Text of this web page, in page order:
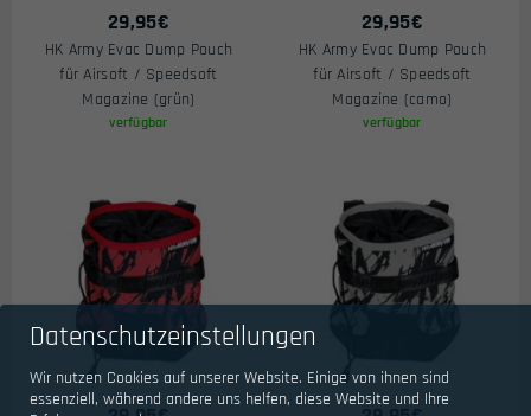
29,95€
HK Army Evac Dump Pouch
für Airsoft / Speedsoft
Magazine (grün)
verfügbar
29,95€
HK Army Evac Dump Pouch
für Airsoft / Speedsoft
Magazine (camo)
verfügbar
Datenschutzeinstellungen
Wir nutzen Cookies auf unserer Website. Einige von ihnen sind
essenziell, während andere uns helfen, diese Website und Ihre